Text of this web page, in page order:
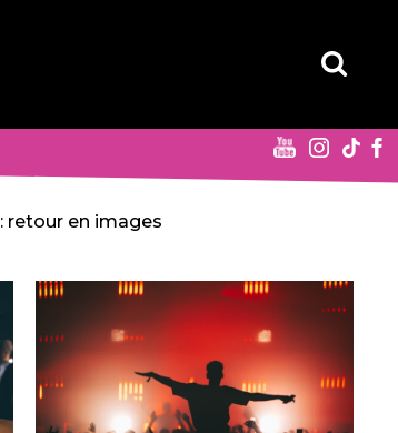
retour en images